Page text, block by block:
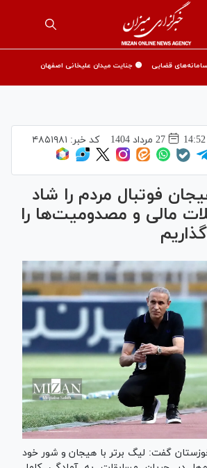
قضایی 🟡 جنایت میدان علیخانی اصفهان
14:52 27 مرداد 1404 کد خبر: ۴۸۵۱۹۸۱
فوتبال مردم را شاد
مالی و مصدومیت‌ها را
گفت: لیگ برتر با هیجان و شور خود